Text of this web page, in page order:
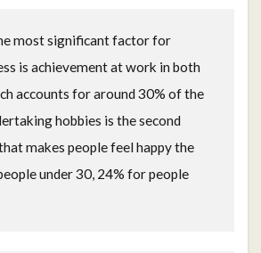
most significant factor for
is achievement at work in both
accounts for around 30% of the
hobbies is the second
makes people feel happy the
under 30, 24% for people